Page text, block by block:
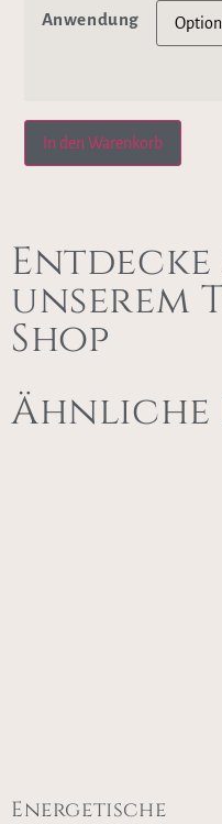
Anwendung
In den Warenkorb
unserem
Shop
Ähnliche
Energetische